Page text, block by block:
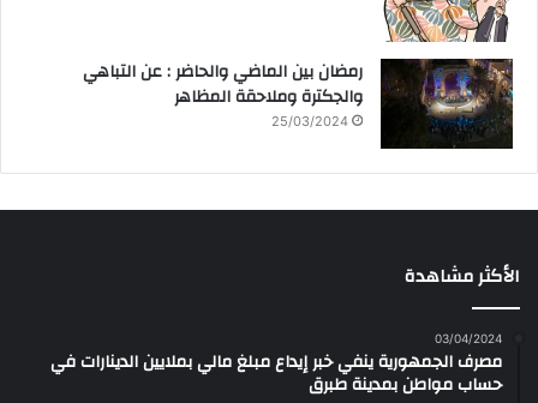
رمضان بين الماضي والحاضر : عن التباهي
والجكترة وملاحقة المظاهر
25/03/2024
الأكثر مشاهدة
03/04/2024
مصرف الجمهورية ينفي خبر إيداع مبلغ مالي بملايين الدينارات في
حساب مواطن بمدينة طبرق